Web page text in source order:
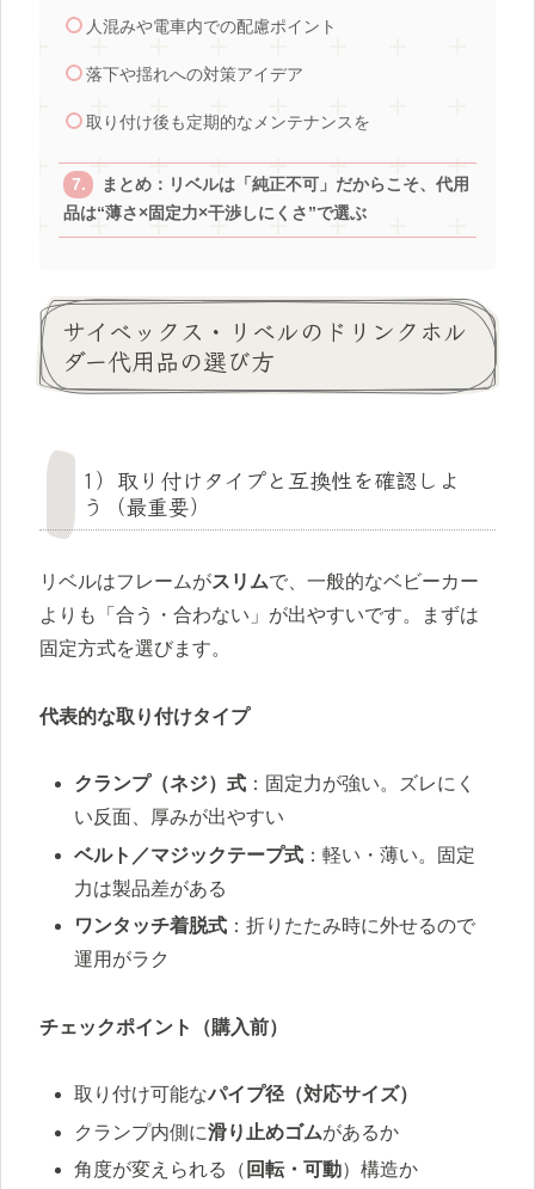
人混みや電車内での配慮ポイント
落下や揺れへの対策アイデア
取り付け後も定期的なメンテナンスを
まとめ：リベルは「純正不可」だからこそ、代用
品は“薄さ×固定力×干渉しにくさ”で選ぶ
サイベックス・リベルのドリンクホル
ダー代用品の選び方
1）取り付けタイプと互換性を確認しよ
う（最重要）
リベルはフレームがスリムで、一般的なベビーカー
よりも「合う・合わない」が出やすいです。まずは
固定方式を選びます。
代表的な取り付けタイプ
クランプ（ネジ）式 ：固定力が強い。ズレにく
い反面、厚みが出やすい
ベルト／マジックテープ式 ：軽い・薄い。固定
力は製品差がある
ワンタッチ着脱式 ：折りたたみ時に外せるので
運用がラク
チェックポイント（購入前）
取り付け可能なパイプ径（対応サイズ）
クランプ内側に滑り止めゴムがあるか
角度が変えられる（ 回転・可動）構造か